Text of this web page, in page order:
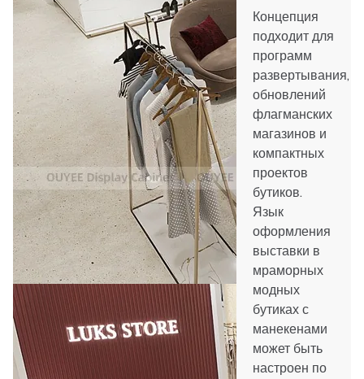
Концепция
подходит для
программ
развертывания,
обновлений
флагманских
магазинов и
компактных
проектов
бутиков.
Язык
оформления
выставки в
мраморных
модных
бутиках с
манекенами
может быть
настроен по